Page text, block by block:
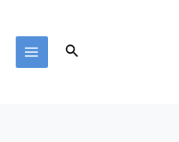
البحث